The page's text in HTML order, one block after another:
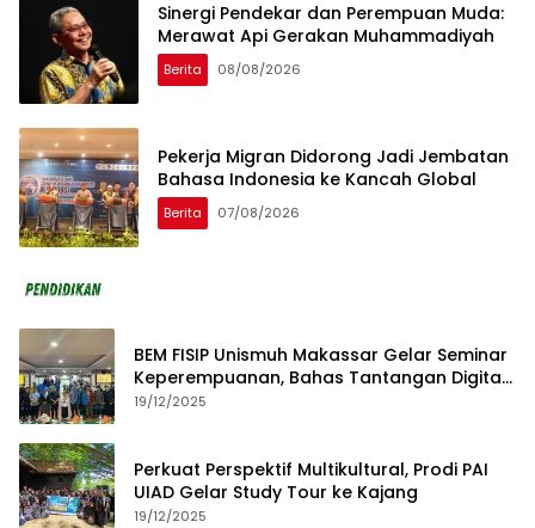
Sinergi Pendekar dan Perempuan Muda:
Merawat Api Gerakan Muhammadiyah
Berita 08/08/2026
Pekerja Migran Didorong Jadi Jembatan
Bahasa Indonesia ke Kancah Global
Berita 07/08/2026
BEM FISIP Unismuh Makassar Gelar Seminar
Keperempuanan, Bahas Tantangan Digital
dan Budaya Lokal
19/12/2025
Perkuat Perspektif Multikultural, Prodi PAI
UIAD Gelar Study Tour ke Kajang
19/12/2025